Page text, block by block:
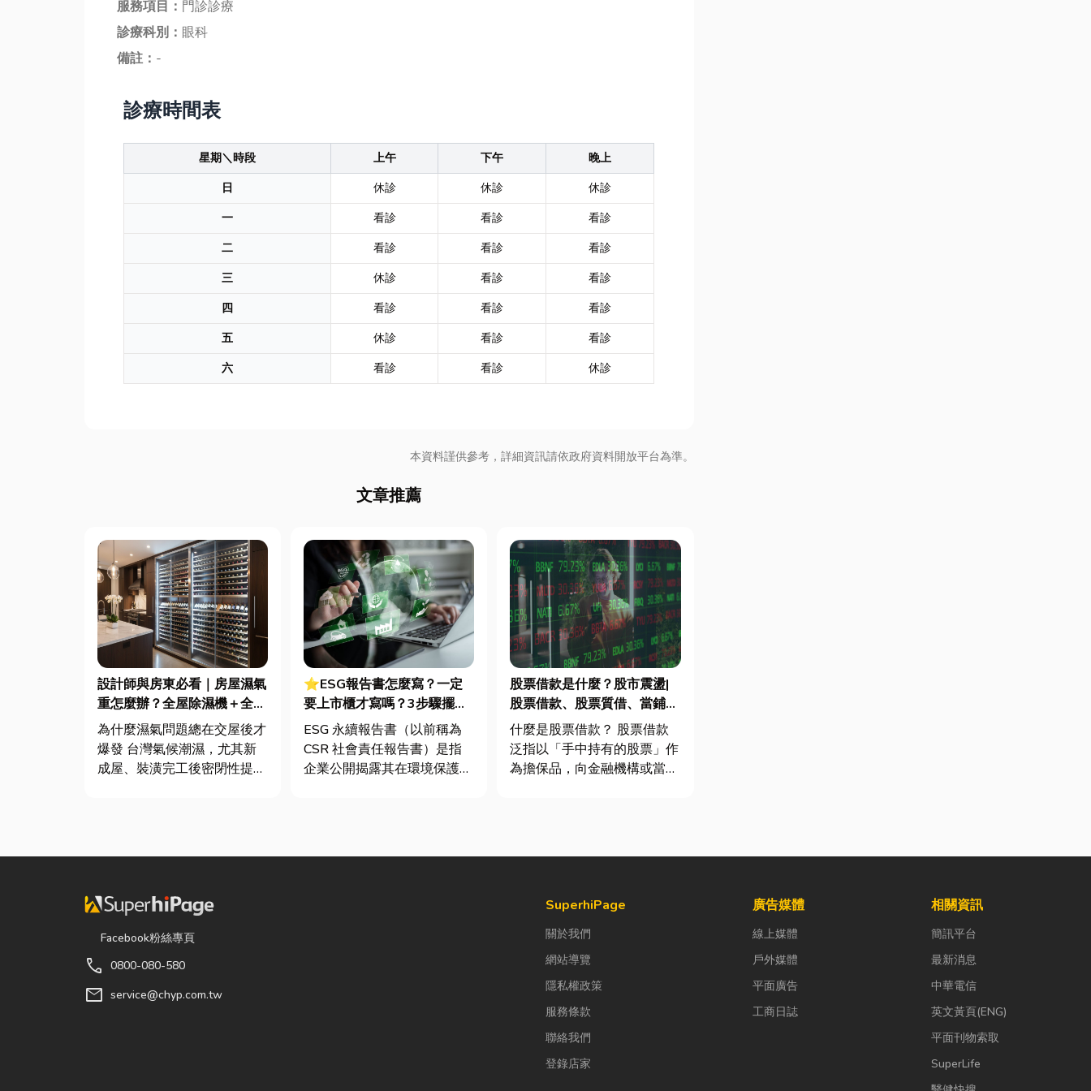
服務項目： 門診診療
診療科別： 眼科
備註： -
診療時間表
星期＼時段 上午 下午
晚上
日
休診 休診
休診
一
看診 看診
看診
二
看診 看診
看診
三
休診 看診
看診
四
看診 看診
看診
五
休診 看診
看診
六
看診 看診 休診
本資料謹供參考，詳細資訊請依政府資料開放平台為準。
文章推薦
設計師與房東必看｜房屋濕氣
重怎麼辦？全屋除濕機＋全熱
交換器整合安裝|提升居住品
質與續租率
為什麼濕氣問題總在交屋後才
爆發 台灣氣候潮濕，尤其新
成屋、裝潢完工後密閉性提
變...
⭐ESG報告書怎麼寫？一定
要上市櫃才寫嗎？3步驟擺脫
綠色轉型焦慮
ESG 永續報告書（以前稱為
CSR 社會責任報告書）是指
企業公開揭露其在環境保護
股票借款是什麼？股市震盪|
股票借款、股票質借、當鋪借
款完整比較
什麼是股票借款？ 股票借款
泛指以「手中持有的股票」作
為擔保品，向金融機構或當舖
款，以...
Facebook粉絲專頁
call 0800-080-580
mail service@chyp.com.tw
SuperhiPage
關於我們
網站導覽
隱私權政策
服務條款
聯絡我們
登錄店家
廣告媒體
線上媒體
戶外媒體
平面廣告
工商日誌
相關資訊
簡訊平台
最新消息
中華電信
英文黃頁(ENG)
平面刊物索取
SuperLife